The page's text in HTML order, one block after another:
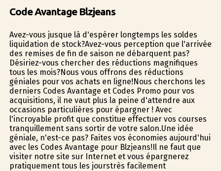
Code Avantage Blzjeans
Avez-vous jusque là d'espérer longtemps les soldes
liquidation de stock?Avez-vous perception que l'arrivée
des remises de fin de saison ne débarquent pas?
Désiriez-vous chercher des réductions magnifiques
tous les mois?Nous vous offrons des réductions
géniales pour vos achats en ligne!Nous cherchons les
derniers Codes Avantage et Codes Promo pour vos
acquisitions, il ne vaut plus la peine d'attendre aux
occasions particulières pour épargner ! Avec
l'incroyable profit que constitue effectuer vos courses
tranquillement sans sortir de votre salon.Une idée
géniale, n'est-ce pas? Faites vos économies aujourd'hui
avec les Codes Avantage pour Blzjeans!Il ne faut que
visiter notre site sur Internet et vous épargnerez
pratiquement tous les jourstrès facilement